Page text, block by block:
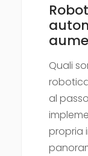
Quali
al
propria